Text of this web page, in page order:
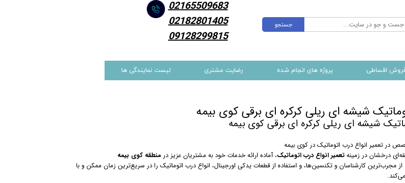
اقساطی پروژه های انجام شده رضایت مشتری لیست نمایندگی ها
جستجو
02165509683
02182801405
09128299815
شیشه ای ریلی کرکره ای برقی کوی بیمه
شیشه ای ریلی کرکره ای برقی کوی بیمه
در تعمیر انواع درب اتوماتیک در کوی بیمه
درخشان در زمینهتعمیر انواع درب اتوماتیک، آماده ارائه خدمات خود به مشتریان عزیز درمنطقه کوی بیمه
مجرب‌ترین کارشناسان و تکنسین‌ها، و استفاده از قطعات یدکی اورجینال، انواع درب اتوماتیک را در سریع‌ترین زمان ممکن و با